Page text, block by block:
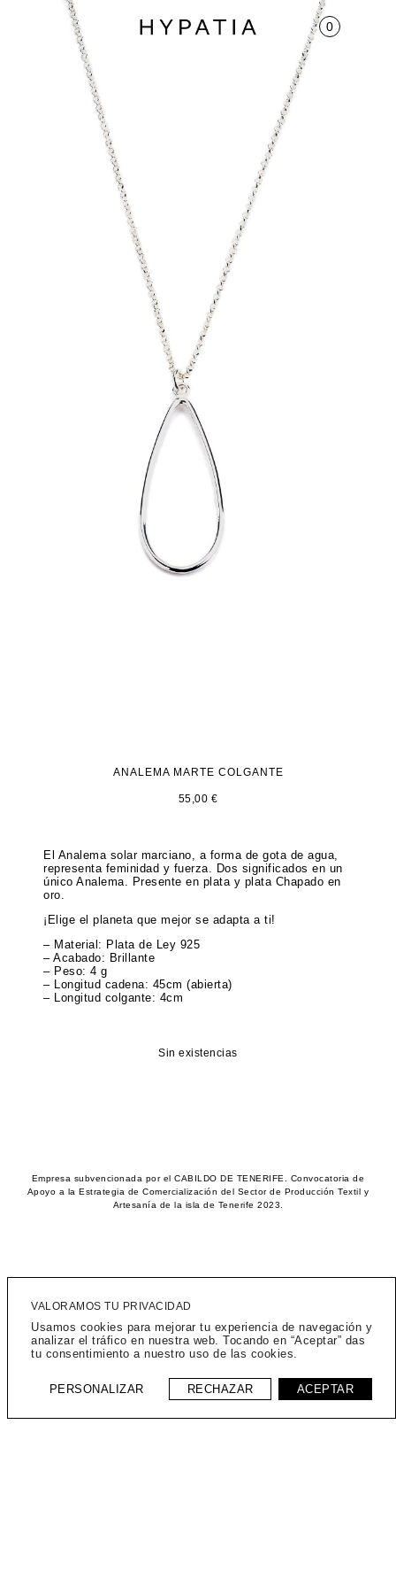
VALORAMOS TU PRIVACIDAD
Usamos cookies para mejorar tu experiencia de navegación y
analizar el tráfico en nuestra web. Tocando en “Aceptar” das
tu consentimiento a nuestro uso de las cookies.
PERSONALIZAR RECHAZAR ACEPTAR
ANALEMA MARTE COLGANTE
55,00 €
El Analema solar marciano, a forma de gota de agua,
representa feminidad y fuerza. Dos significados en un
único Analema. Presente en plata y plata Chapado en
oro.
¡Elige el planeta que mejor se adapta a ti!
– Material: Plata de Ley 925
– Acabado: Brillante
– Peso: 4 g
– Longitud cadena: 45cm (abierta)
– Longitud colgante: 4cm
Sin existencias
Empresa subvencionada por el CABILDO DE TENERIFE. Convocatoria de
Apoyo a la Estrategia de Comercialización del Sector de Producción Textil y
Artesanía de la isla de Tenerife 2023.
Mecanismo de Recuperación y Resiliencia